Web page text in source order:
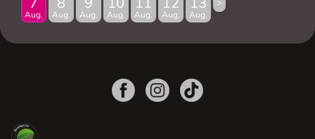
Aug. Aug. Aug. Aug. Aug. Aug. Aug.
>